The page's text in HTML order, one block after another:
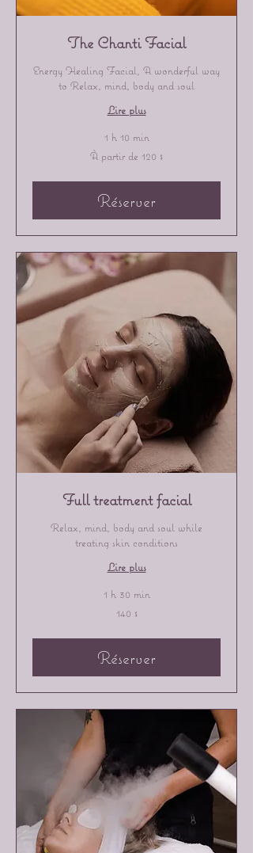
The Chanti Facial
Energy Healing Facial, A wonderful way
to Relax, mind, body and soul
Lire plus
1 h 10 min
À partir de 120 $
Réserver
Full treatment facial
Relax, mind, body and soul while
treating skin conditions
Lire plus
1 h 30 min
140 $
Réserver